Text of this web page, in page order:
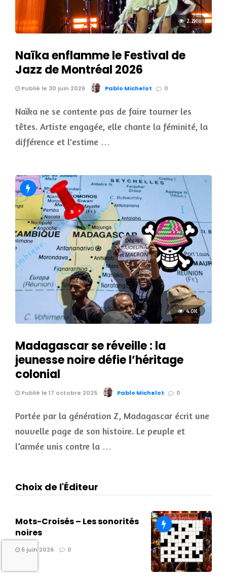
2.2K
Naïka enflamme le Festival de
Jazz de Montréal 2026
Publié le 30 juin 2026 Pablo Michelot 0
Naïka ne se contente pas de faire tourner les
têtes. Artiste engagée, elle chante la féminité, la
différence et l'estime …
4.0K
Madagascar se réveille : la
jeunesse noire défie l’héritage
colonial
Publié le 17 octobre 2025 Pablo Michelot 0
Portée par la génération Z, Madagascar écrit une
nouvelle page de son histoire. Le peuple et
l’armée unis contre la …
Choix de l'Éditeur
Mots-Croisés – Les sonorités
noires
5 juin 2026 0